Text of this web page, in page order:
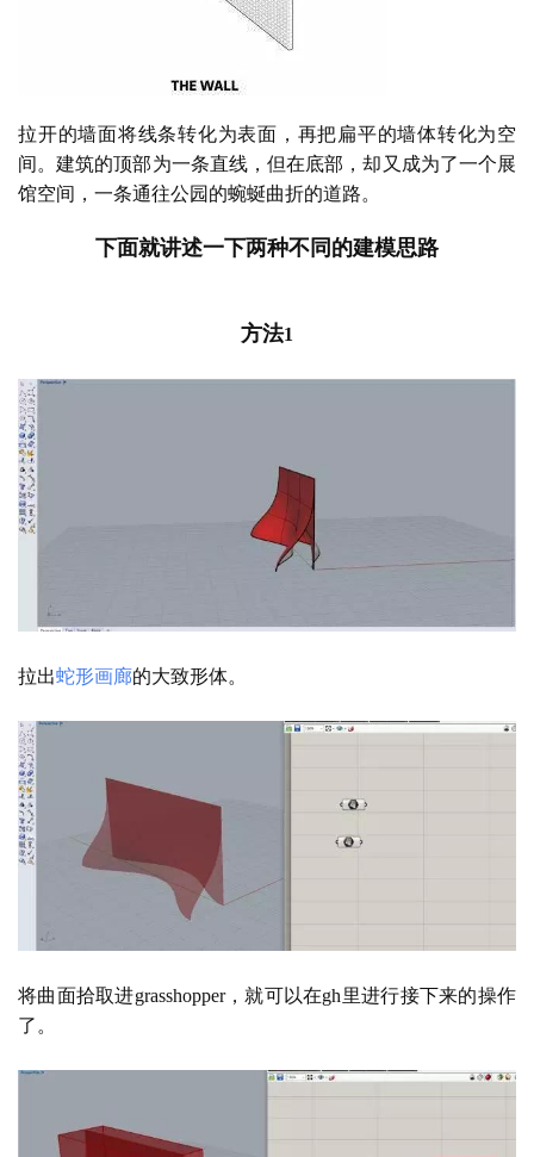
拉开的墙面将线条转化为表面，再把扁平的墙体转化为空
间。建筑的顶部为一条直线，但在底部，却又成为了一个展
馆空间，一条通往公园的蜿蜒曲折的道路。
下面就讲述一下两种不同的建模思路
方法1
拉出蛇形画廊的大致形体。
将曲面拾取进grasshopper，就可以在gh里进行接下来的操作
了。